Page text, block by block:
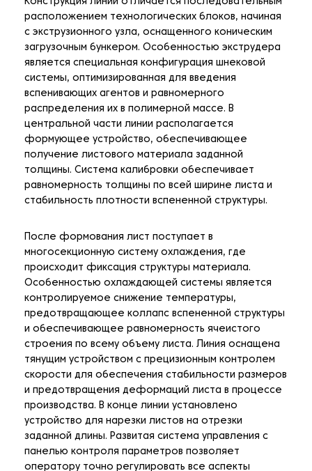
Конструкция линии отличается последовательным
расположением технологических блоков, начиная
с экструзионного узла, оснащенного коническим
загрузочным бункером. Особенностью экструдера
является специальная конфигурация шнековой
системы, оптимизированная для введения
вспенивающих агентов и равномерного
распределения их в полимерной массе. В
центральной части линии располагается
формующее устройство, обеспечивающее
получение листового материала заданной
толщины. Система калибровки обеспечивает
равномерность толщины по всей ширине листа и
стабильность плотности вспененной структуры.
После формования лист поступает в
многосекционную систему охлаждения, где
происходит фиксация структуры материала.
Особенностью охлаждающей системы является
контролируемое снижение температуры,
предотвращающее коллапс вспененной структуры
и обеспечивающее равномерность ячеистого
строения по всему объему листа. Линия оснащена
тянущим устройством с прецизионным контролем
скорости для обеспечения стабильности размеров
и предотвращения деформаций листа в процессе
производства. В конце линии установлено
устройство для нарезки листов на отрезки
заданной длины. Развитая система управления с
панелью контроля параметров позволяет
оператору точно регулировать все аспекты